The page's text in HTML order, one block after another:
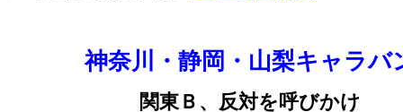
神奈川・静岡・山梨キャラバ
関東Ｂ、反対を呼びかけ